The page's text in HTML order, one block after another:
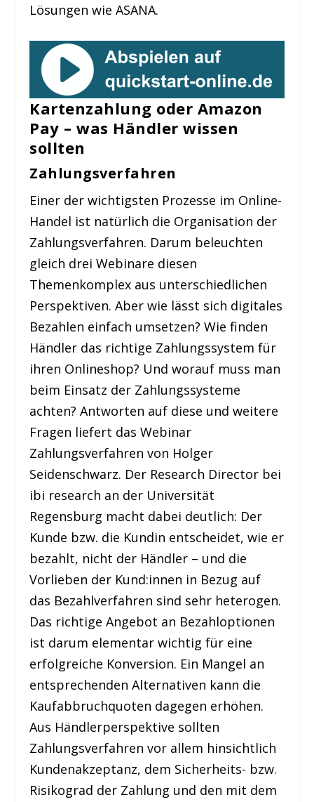
Lösungen wie ASANA.
Kartenzahlung oder Amazon
Pay – was Händler wissen
sollten
Zahlungsverfahren
Einer der wichtigsten Prozesse im Online-
Handel ist natürlich die Organisation der
Zahlungsverfahren. Darum beleuchten
gleich drei Webinare diesen
Themenkomplex aus unterschiedlichen
Perspektiven. Aber wie lässt sich digitales
Bezahlen einfach umsetzen? Wie finden
Händler das richtige Zahlungssystem für
ihren Onlineshop? Und worauf muss man
beim Einsatz der Zahlungssysteme
achten? Antworten auf diese und weitere
Fragen liefert das Webinar
Zahlungsverfahren von Holger
Seidenschwarz. Der Research Director bei
ibi research an der Universität
Regensburg macht dabei deutlich: Der
Kunde bzw. die Kundin entscheidet, wie er
bezahlt, nicht der Händler – und die
Vorlieben der Kund:innen in Bezug auf
das Bezahlverfahren sind sehr heterogen.
Das richtige Angebot an Bezahloptionen
ist darum elementar wichtig für eine
erfolgreiche Konversion. Ein Mangel an
entsprechenden Alternativen kann die
Kaufabbruchquoten dagegen erhöhen.
Aus Händlerperspektive sollten
Zahlungsverfahren vor allem hinsichtlich
Kundenakzeptanz, dem Sicherheits- bzw.
Risikograd der Zahlung und den mit dem